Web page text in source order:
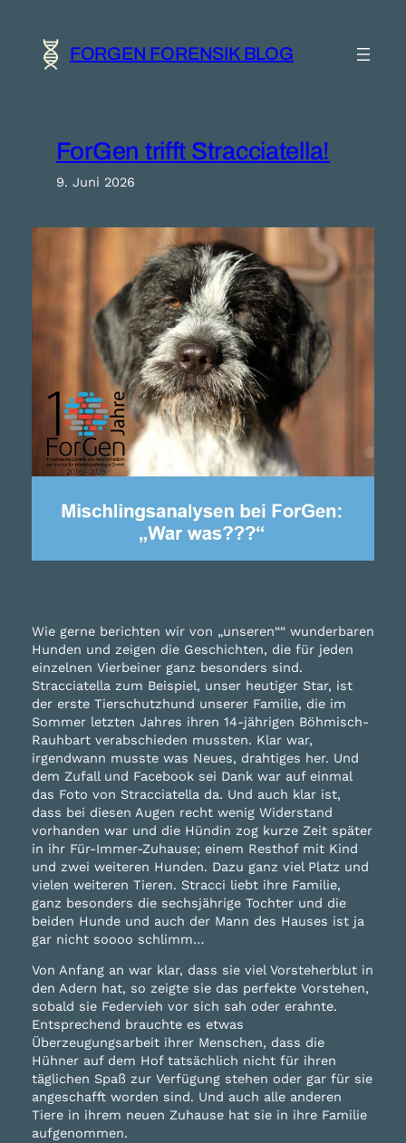
springen
FORGEN FORENSIK BLOG
ForGen trifft Stracciatella!
9. Juni 2026
Wie gerne berichten wir von „unseren““ wunderbaren
Hunden und zeigen die Geschichten, die für jeden
einzelnen Vierbeiner ganz besonders sind.
Stracciatella zum Beispiel, unser heutiger Star, ist
der erste Tierschutzhund unserer Familie, die im
Sommer letzten Jahres ihren 14-jährigen Böhmisch-
Rauhbart verabschieden mussten. Klar war,
irgendwann musste was Neues, drahtiges her. Und
dem Zufall und Facebook sei Dank war auf einmal
das Foto von Stracciatella da. Und auch klar ist,
dass bei diesen Augen recht wenig Widerstand
vorhanden war und die Hündin zog kurze Zeit später
in ihr Für-Immer-Zuhause; einem Resthof mit Kind
und zwei weiteren Hunden. Dazu ganz viel Platz und
vielen weiteren Tieren. Stracci liebt ihre Familie,
ganz besonders die sechsjährige Tochter und die
beiden Hunde und auch der Mann des Hauses ist ja
gar nicht soooo schlimm…
Von Anfang an war klar, dass sie viel Vorsteherblut in
den Adern hat, so zeigte sie das perfekte Vorstehen,
sobald sie Federvieh vor sich sah oder erahnte.
Entsprechend brauchte es etwas
Überzeugungsarbeit ihrer Menschen, dass die
Hühner auf dem Hof tatsächlich nicht für ihren
täglichen Spaß zur Verfügung stehen oder gar für sie
angeschafft worden sind. Und auch alle anderen
Tiere in ihrem neuen Zuhause hat sie in ihre Familie
aufgenommen.